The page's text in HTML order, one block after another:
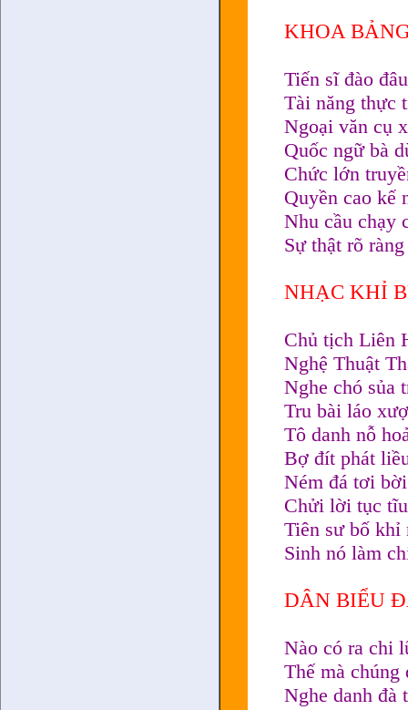
KHOA
Tiến sĩ đào
Tài năng thực
Ngoại văn cụ
Quốc ngữ bà
Chức lớn
Quyền cao kế
Nhu cầu chạy
Sự thật rõ
NHẠC KHỈ
Chủ tịch Liên
Nghệ Thuật
Nghe chó sủa
Tru bài láo
Tô danh nỗ
Bợ đít phát
Ném đá tơi
Chửi lời tục
Tiên sư bố khỉ
Sinh nó làm
DÂN BIỂU
Nào có ra chi
Thế mà chúng
Nghe danh đà